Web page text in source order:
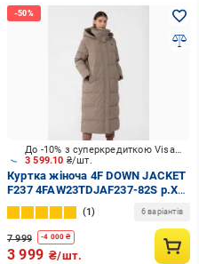
3 599.10 ₴/шт.
До -10% з суперкредиткою Visa Вигода
Куртка жіноча 4F DOWN JACKET
F237 4FAW23TDJAF237-82S р.XS
коричнева
1 6 варіантів
7 999 -4 000 ₴
3 999 ₴/шт.